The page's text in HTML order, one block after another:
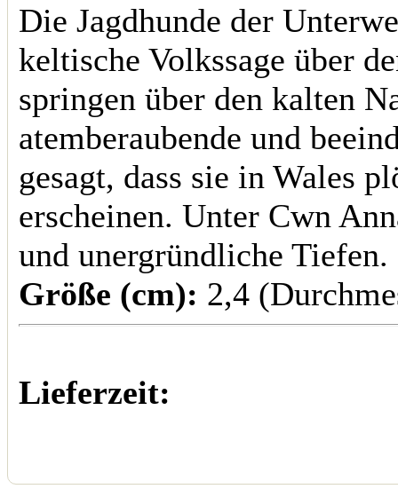
Die Jagdhunde der
keltische Volkssage über
springen über den kalten
atemberaubende und
gesagt, dass sie in Wales
erscheinen. Unter Cwn
und unergründliche Tiefen.
Größe (cm): 2,4
Lieferzeit: